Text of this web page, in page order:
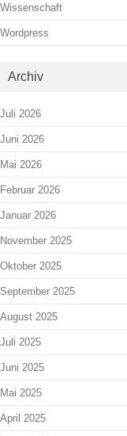
Wissenschaft
Wordpress
Archiv
Juli 2026
Juni 2026
Mai 2026
Februar 2026
Januar 2026
November 2025
Oktober 2025
September 2025
August 2025
Juli 2025
Juni 2025
Mai 2025
April 2025